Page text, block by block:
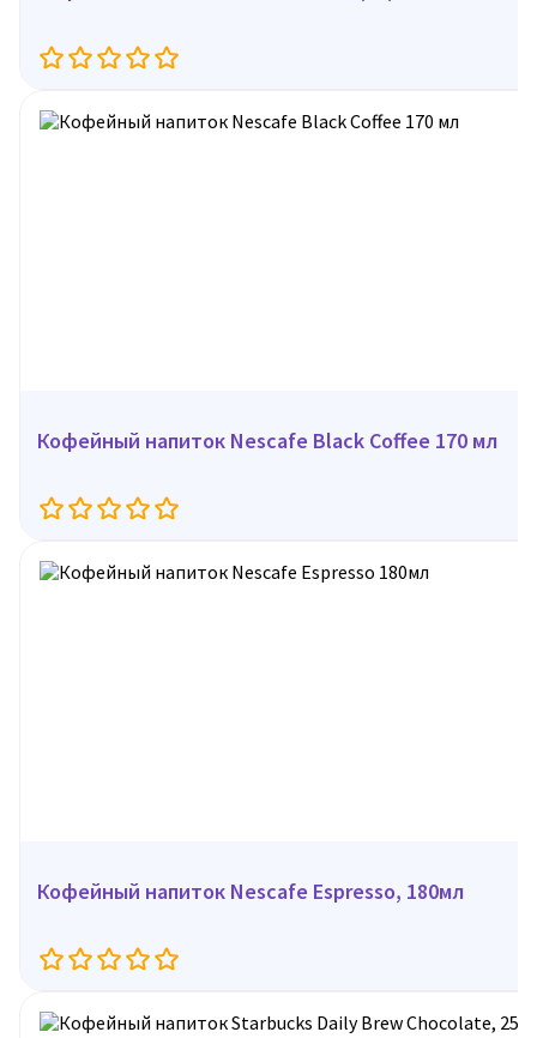
Кофейный напиток Nescafe Black Coffee 170 мл
Кофейный напиток Nescafe Espresso, 180мл